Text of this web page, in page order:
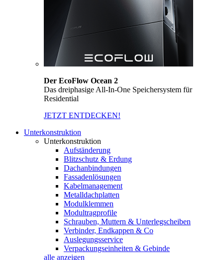
Der EcoFlow Ocean 2
Das dreiphasige All-In-One Speichersystem für
Residential
JETZT ENTDECKEN!
Unterkonstruktion
Unterkonstruktion
Aufständerung
Blitzschutz & Erdung
Dachanbindungen
Fassadenlösungen
Kabelmanagement
Metalldachplatten
Modulklemmen
Modultragprofile
Schrauben, Muttern & Unterlegscheiben
Verbinder, Endkappen & Co
Auslegungsservice
Verpackungseinheiten & Gebinde
alle anzeigen